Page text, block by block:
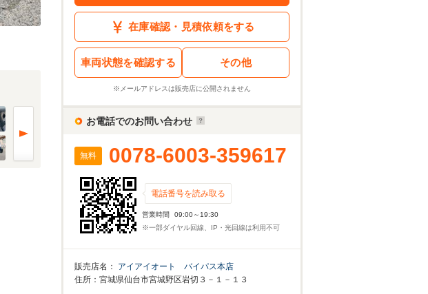
在庫確認・見積依頼をする
車両状態を確認する その他
※メールアドレスは販売店に公開されません
お電話でのお問い合わせ
無料 0078-6003-359617
電話番号を読み取る
営業時間
09:00～19:30
※一部ダイヤル回線、IP・光回線は利用不可
販売店名： アイアイオート バイパス本店
住所：宮城県仙台市宮城野区岩切３－１－１３